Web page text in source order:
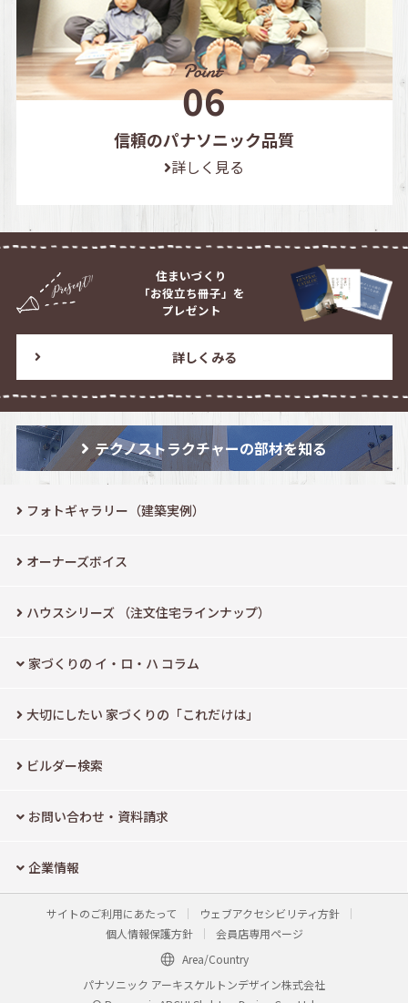
信頼のパナソニック品質
詳しく見る
住まいづくり
「お役立ち冊子」を
プレゼント
詳しくみる
テクノストラクチャーの部材を知る
フォトギャラリー（建築実例）
オーナーズボイス
ハウスシリーズ （注文住宅ラインナップ）
家づくりの イ・ロ・ハ コラム
大切にしたい 家づくりの「これだけは」
ビルダー検索
お問い合わせ・資料請求
企業情報
サイトのご利用にあたって
ウェブアクセシビリティ方針
個人情報保護方針
会員店専用ページ
Area/Country
パナソニック アーキスケルトンデザイン株式会社